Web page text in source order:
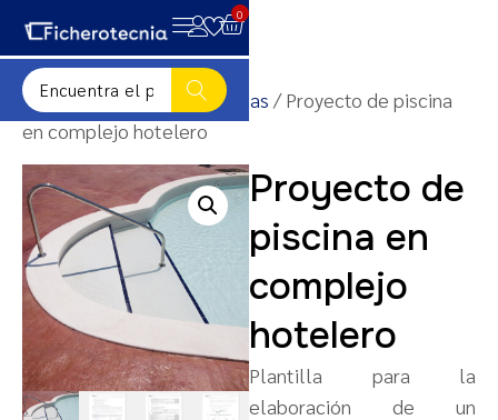
0
Inicio/Proyectos de piscinas / Proyecto de piscina
en complejo hotelero
Proyecto de
piscina en
complejo
hotelero
Plantilla para la
elaboración de un